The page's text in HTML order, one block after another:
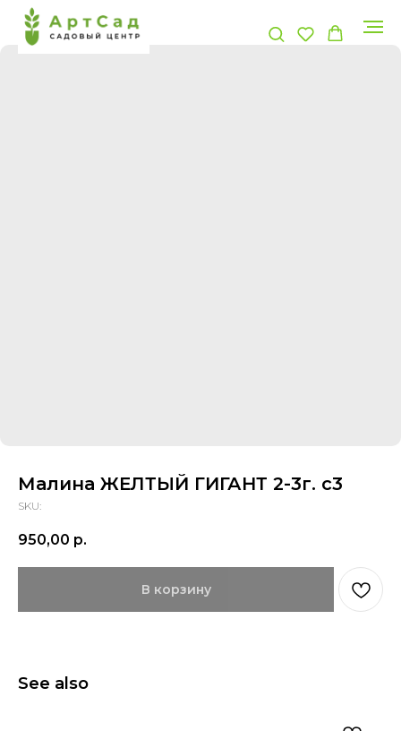
Малина ЖЕЛТЫЙ ГИГАНТ 2-3г. с3
SKU:
950,00 р.
В корзину
See also